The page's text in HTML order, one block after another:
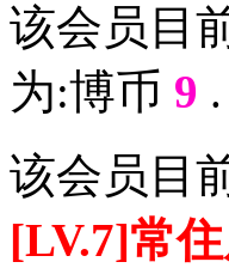
该会员目
为:博币 9 .
该会员目
[LV.7]常